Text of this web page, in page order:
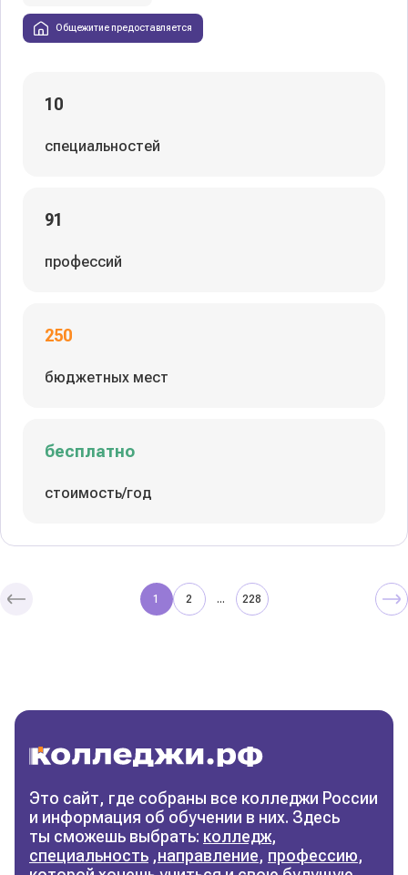
Общежитие предоставляется
10
специальностей
91
профессий
250
бюджетных мест
бесплатно
стоимость/год
колледж
Фильтры
Сбросить фильтры
1 2 ... 228
Это сайт, где собраны все колледжи России
и информация об обучении в них. Здесь
ты сможешь выбрать: колледж,
специальность ,направление, профессию,